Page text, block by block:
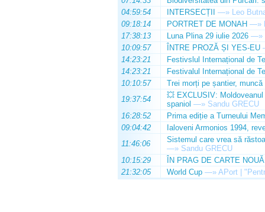
04:59:54
INTERSECȚII —» Leo
09:18:14
PORTRET DE MONAH —»
17:38:13
Luna Plina 29 iulie 2026 —»
10:09:57
ÎNTRE PROZĂ ȘI YES-EU
14:23:21
Festivslul Internațional de
14:23:21
Festivalul Internațional de
10:10:57
Trei morți pe șantier, muncă
19:37:54
💥 EXCLUSIV:
spaniol —» Sandu GRECU
16:28:52
Prima ediție a Turneului
09:04:42
Ialoveni Armonios 1994,
11:46:06
Sistemul care vrea să
—» Sandu GRECU
10:15:29
ÎN PRAG DE CARTE NOUĂ
21:32:05
World Cup —» APort |